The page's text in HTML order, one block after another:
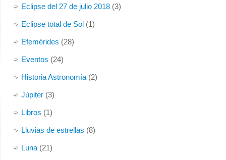
Eclipse del 27 de julio 2018(3)
Eclipse total de Sol(1)
Efemérides (28)
Eventos (24)
Historia Astronomía(2)
Júpiter(3)
Libros (1)
Lluvias de estrellas (8)
Luna(21)